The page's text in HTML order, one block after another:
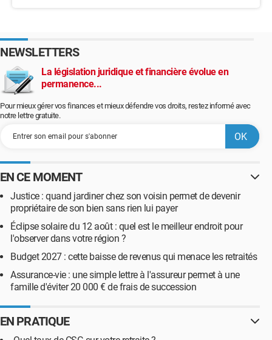
NEWSLETTERS
La législation juridique et financière évolue en
permanence...
Pour mieux gérer vos finances et mieux défendre vos droits, restez informé avec
notre lettre gratuite.
EN CE MOMENT
Justice : quand jardiner chez son voisin permet de devenir
propriétaire de son bien sans rien lui payer
Éclipse solaire du 12 août : quel est le meilleur endroit pour
l'observer dans votre région ?
Budget 2027 : cette baisse de revenus qui menace les retraités
Assurance-vie : une simple lettre à l'assureur permet à une
famille d'éviter 20 000 € de frais de succession
EN PRATIQUE